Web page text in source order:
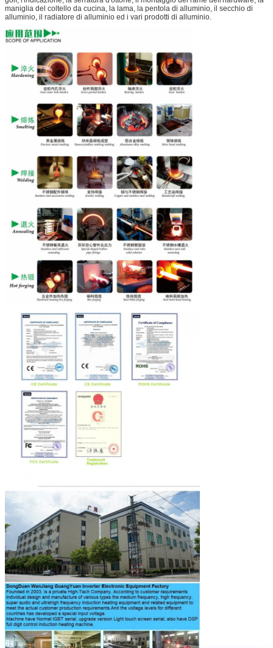
maniglia del coltello da cucina, la lama, la pentola di alluminio, il secchio di
alluminio, il radiatore di alluminio ed i vari prodotti di alluminio.